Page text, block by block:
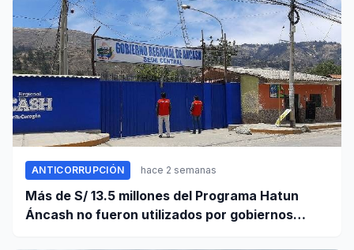
ANTICORRUPCIÓN hace 2 semanas
Más de S/ 13.5 millones del Programa Hatun
Áncash no fueron utilizados por gobiernos